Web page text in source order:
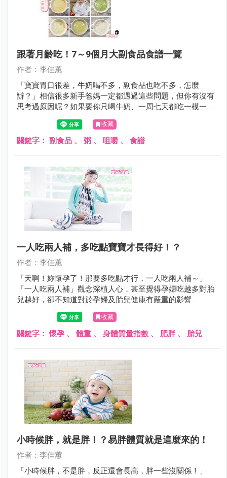
跟著月齡吃！7～9個月大副食品食譜一覽
作者：李佳蕙
「寶寶胃口很差，牛奶喝不多，副食品也吃不多，怎麼
辦？」相信很多新手爸媽一定都遇過這些問題，但你有沒有
思考過原因呢？如果要你只喝牛奶、一周七天都吃一模一樣
的粥，你的胃口會好嗎？相信即使是新手爸媽應該也會吃不
下吧！所以寶寶並不是不吃，而是吃膩了！今天要教大家製
作八種口味的粥，包準寶寶胃口大開，絕對不挑食喔～
收藏
關鍵字： 副食品 、 粥 、 咀嚼 、 食譜
一人吃兩人補，多吃點寶寶才長得好！？
作者：李佳蕙
「天啊！妳懷孕了！那要多吃點才行，一人吃兩人補～」
「一人吃兩人補」觀念深植人心，甚至覺得孕婦吃越多對胎
兒越好，卻不知道對於孕婦及胎兒健康有嚴重的影響…
收藏
關鍵字：懷孕 、 體重 、 身體質量指數 、 肥胖、 胎兒
小時候胖，就是胖！？易胖體質就是這麼來的！
作者：李佳蕙
「小時候胖，不是胖，反正還會長高，胖一些沒關係！」